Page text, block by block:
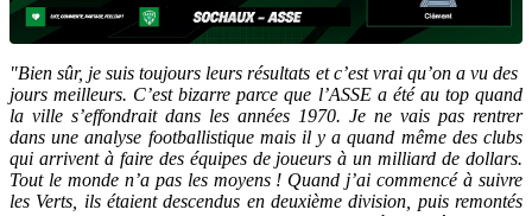
"Bien sûr, je suis toujours leurs résultats et c’est vrai qu’on a vu des
jours meilleurs. C’est bizarre parce que l’ASSE a été au top quand
la ville s’effondrait dans les années 1970. Je ne vais pas rentrer
dans une analyse footballistique mais il y a quand même des clubs
qui arrivent à faire des équipes de joueurs à un milliard de dollars.
Tout le monde n’a pas les moyens ! Quand j’ai commencé à suivre
les Verts, ils étaient descendus en deuxième division, puis remontés